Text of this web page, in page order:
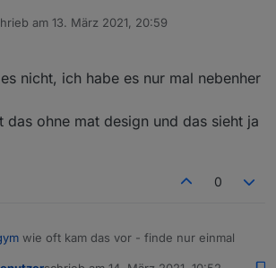
-ich habe die mat des einstellungen noch
- das lief immer nebenher - brauchst
am 13. März 2021, 20:59
editiert von
nicht, ich habe es nur mal nebenher
das ohne mat design und das sieht ja
0
wie oft kam das vor - finde nur einmal